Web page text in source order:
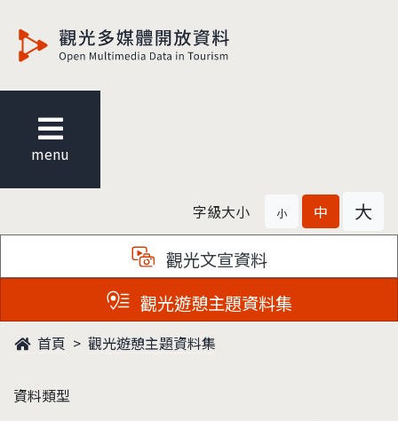
menu
字級大小 小 中 大
觀光文宣資料
觀光遊憩主題資料集
首頁 觀光遊憩主題資料集
資料類型